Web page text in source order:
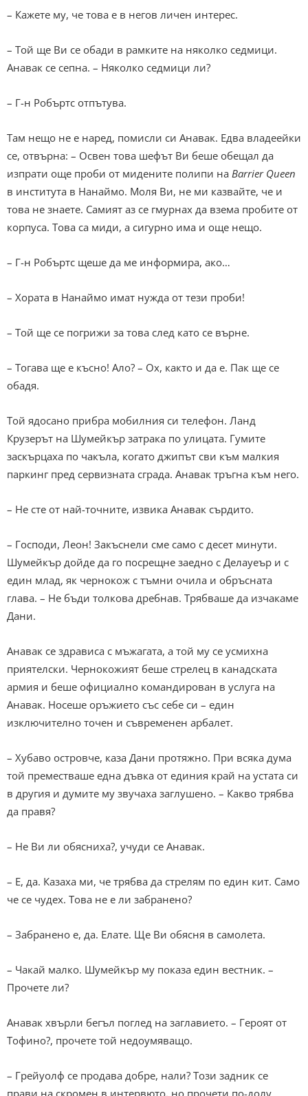
– Кажете му, че това е в негов личен интерес.
– Той ще Ви се обади в рамките на няколко седмици.
Анавак се сепна. – Няколко седмици ли?
– Г-н Робъртс отпътува.
Там нещо не е наред, помисли си Анавак. Едва владеейки
се, отвърна: – Освен това шефът Ви беше обещал да
изпрати още проби от мидените полипи на Barrier Queen
в института в Нанаймо. Моля Ви, не ми казвайте, че и
това не знаете. Самият аз се гмурнах да взема пробите от
корпуса. Това са миди, а сигурно има и още нещо.
– Г-н Робъртс щеше да ме информира, ако…
– Хората в Нанаймо имат нужда от тези проби!
– Той ще се погрижи за това след като се върне.
– Тогава ще е късно! Ало? – Ох, както и да е. Пак ще се
обадя.
Той ядосано прибра мобилния си телефон. Ланд
Крузерът на Шумейкър затрака по улицата. Гумите
заскърцаха по чакъла, когато джипът сви към малкия
паркинг пред сервизната сграда. Анавак тръгна към него.
– Не сте от най-точните, извика Анавак сърдито.
– Господи, Леон! Закъснели сме само с десет минути.
Шумейкър дойде да го посрещне заедно с Делауеър и с
един млад, як чернокож с тъмни очила и обръсната
глава. – Не бъди толкова дребнав. Трябваше да изчакаме
Дани.
Анавак се здрависа с мъжагата, а той му се усмихна
приятелски. Чернокожият беше стрелец в канадската
армия и беше официално командирован в услуга на
Анавак. Носеше оръжието със себе си – един
изключително точен и съвременен арбалет.
– Хубаво островче, каза Дани протяжно. При всяка дума
той преместваше една дъвка от единия край на устата си
в другия и думите му звучаха заглушено. – Какво трябва
да правя?
– Не Ви ли обясниха?, учуди се Анавак.
– Е, да. Казаха ми, че трябва да стрелям по един кит. Само
че се чудех. Това не е ли забранено?
– Забранено е, да. Елате. Ще Ви обясня в самолета.
– Чакай малко. Шумейкър му показа един вестник. –
Прочете ли?
Анавак хвърли бегъл поглед на заглавието. – Героят от
Тофино?, прочете той недоумяващо.
– Грейуолф се продава добре, нали? Този задник се
прави на скромен в интервюто, но прочети по-долу